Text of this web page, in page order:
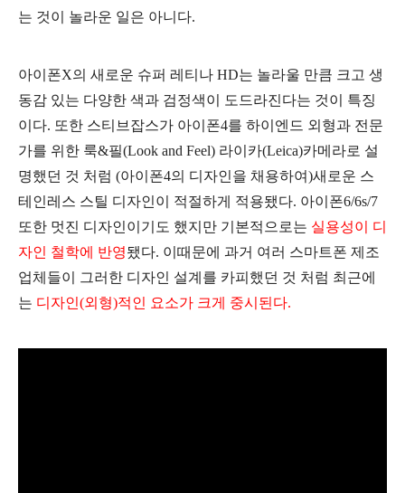
는 것이 놀라운 일은 아니다.
아이폰X의 새로운 슈퍼 레티나 HD는 놀라울 만큼 크고 생
동감 있는 다양한 색과 검정색이 도드라진다는 것이 특징
이다. 또한 스티브잡스가 아이폰4를 하이엔드 외형과 전문
가를 위한 룩&필(Look and Feel) 라이카(Leica)카메라로 설
명했던 것 처럼 (아이폰4의 디자인을 채용하여)새로운 스
테인레스 스틸 디자인이 적절하게 적용됐다. 아이폰6/6s/7
또한 멋진 디자인이기도 했지만 기본적으로는 실용성이 디
자인 철학에 반영됐다. 이때문에 과거 여러 스마트폰 제조
업체들이 그러한 디자인 설계를 카피했던 것 처럼 최근에
는 디자인(외형)적인 요소가 크게 중시된다.